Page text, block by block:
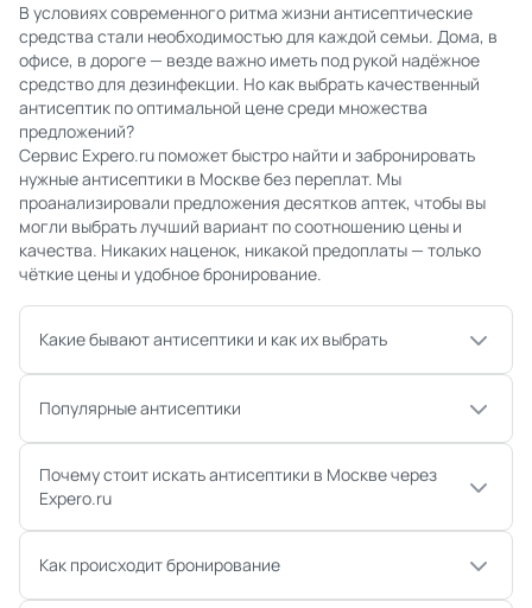
В условиях современного ритма жизни антисептические
средства стали необходимостью для каждой семьи. Дома, в
офисе, в дороге — везде важно иметь под рукой надёжное
средство для дезинфекции. Но как выбрать качественный
антисептик по оптимальной цене среди множества
предложений?
Сервис Expero.ru поможет быстро найти и забронировать
нужные антисептики в Москве без переплат. Мы
проанализировали предложения десятков аптек, чтобы вы
могли выбрать лучший вариант по соотношению цены и
качества. Никаких наценок, никакой предоплаты — только
чёткие цены и удобное бронирование.
Какие бывают антисептики и как их выбрать
Популярные антисептики
Почему стоит искать антисептики в Москве через
Expero.ru
Как происходит бронирование